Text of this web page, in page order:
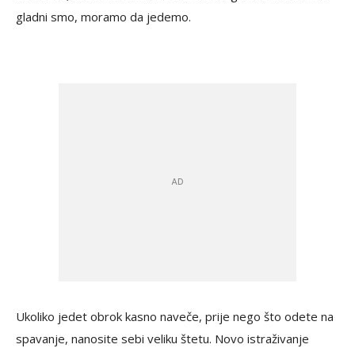
gladni smo, moramo da jedemo.
Ukoliko jedet obrok kasno naveče, prije nego što odete na
spavanje, nanosite sebi veliku štetu. Novo istraživanje